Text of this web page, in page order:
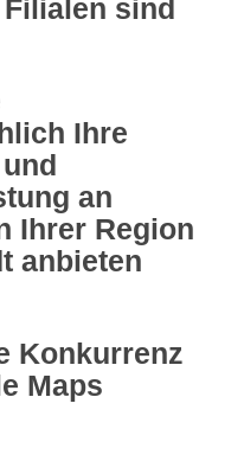
sind
Ihre
an
Ihrer Region
anbieten
Konkurrenz
Maps